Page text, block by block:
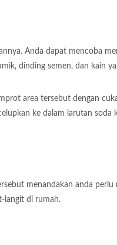
Anda dapat mencoba
dinding semen, dan kain
area tersebut dengan
ke dalam larutan soda
menandakan anda
langit di rumah.